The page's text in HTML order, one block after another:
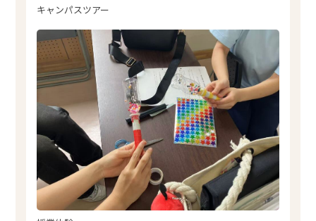
キャンパスツアー